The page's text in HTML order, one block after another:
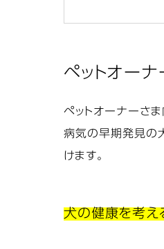
ペットオー
ペットオーナーさ
病気の早期発見の
けます。
犬の健康を考え